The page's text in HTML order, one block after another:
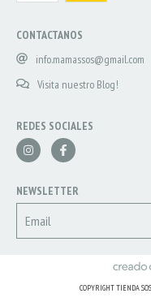
CONTACTANOS
info.mamassos@gmail.com
Visita nuestro Blog!
REDES SOCIALES
NEWSLETTER
COPYRIGHT TIENDA